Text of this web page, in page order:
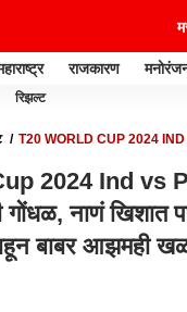
राजकारण
रिझल्ट
T20 WORLD CUP 2024 IND
2024 Ind vs
गोंधळ, नाणं खिशात
बाबर आझमही